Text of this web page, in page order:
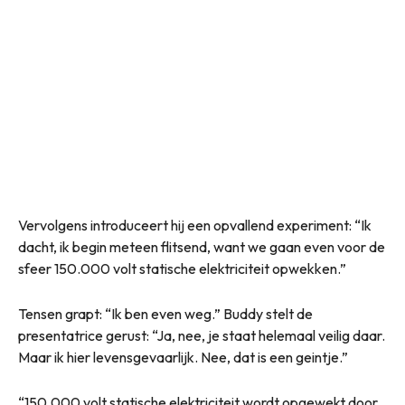
Vervolgens introduceert hij een opvallend experiment: “Ik
dacht, ik begin meteen flitsend, want we gaan even voor de
sfeer 150.000 volt statische elektriciteit opwekken.”
Tensen grapt: “Ik ben even weg.” Buddy stelt de
presentatrice gerust: “Ja, nee, je staat helemaal veilig daar.
Maar ik hier levensgevaarlijk. Nee, dat is een geintje.”